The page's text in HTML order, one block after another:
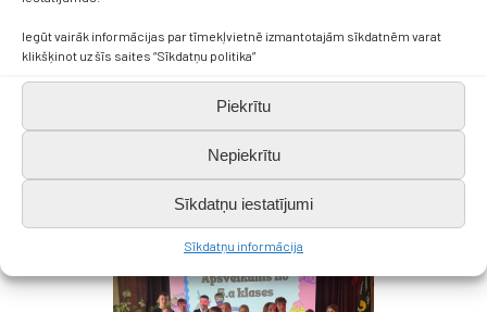
Iegūt vairāk informācijas par tīmekļvietnē izmantotajām sīkdatnēm varat
klikšķinot uz šīs saites “Sīkdatņu politika”
Piekrītu
Nepiekrītu
Sīkdatņu iestatījumi
Sīkdatņu informācija